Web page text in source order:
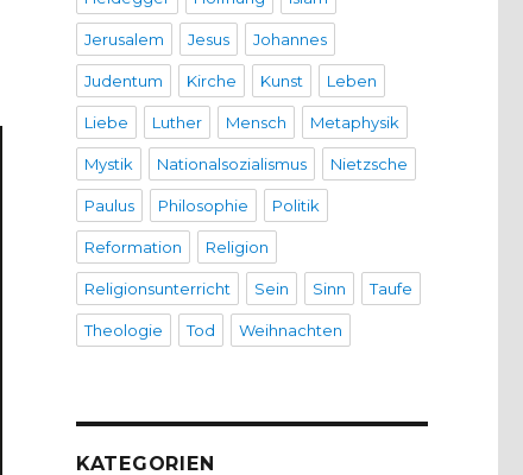
Jerusalem Jesus Johannes
Judentum Kirche Kunst Leben
Liebe Luther Mensch Metaphysik
Mystik Nationalsozialismus Nietzsche
Paulus Philosophie Politik
Reformation Religion
Religionsunterricht Sein Sinn Taufe
Theologie Tod Weihnachten
KATEGORIEN